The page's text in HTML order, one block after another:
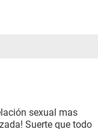
sexual mas
Suerte que todo